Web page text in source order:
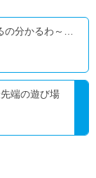
の分かるわ～…
端の遊び場